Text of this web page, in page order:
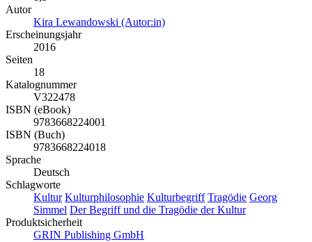
Autor
Kira Lewandowski (Autor:in)
Erscheinungsjahr
2016
Seiten
18
Katalognummer
V322478
ISBN (eBook)
9783668224001
ISBN (Buch)
9783668224018
Sprache
Deutsch
Schlagworte
Kultur Kulturphilosophie Kulturbegriff Tragödie Georg
Simmel Der Begriff und die Tragödie der Kultur
Produktsicherheit
GRIN Publishing GmbH